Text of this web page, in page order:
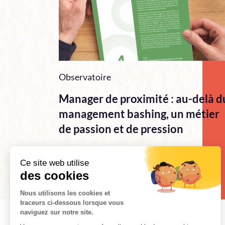
Observatoire
Manager de proximité : au-delà
management bashing, un métier
de passion et de pression